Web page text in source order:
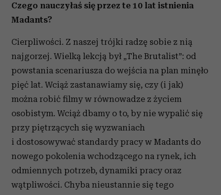
Czego nauczyłaś się przez te 10 lat istnienia
Madants?
Cierpliwości. Z naszej trójki radzę sobie z nią
najgorzej. Wielką lekcją był „The Brutalist”: od
powstania scenariusza do wejścia na plan minęło
pięć lat. Wciąż zastanawiamy się, czy (i jak)
można robić filmy w równowadze z życiem
osobistym. Wciąż dbamy o to, by nie wypalić się
przy piętrzących się wyzwaniach
i dostosowywać standardy pracy w Madants do
nowego pokolenia wchodzącego na rynek, ich
odmiennych potrzeb, dynamiki pracy oraz
wątpliwości. Chyba nieustannie się tego